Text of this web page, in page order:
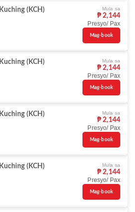
Kuching (KCH)
Mula sa
₱ 2,144
Presyo/ Pax
Mag-book
Kuching (KCH)
Mula sa
₱ 2,144
Presyo/ Pax
Mag-book
Kuching (KCH)
Mula sa
₱ 2,144
Presyo/ Pax
Mag-book
Kuching (KCH)
Mula sa
₱ 2,144
Presyo/ Pax
Mag-book